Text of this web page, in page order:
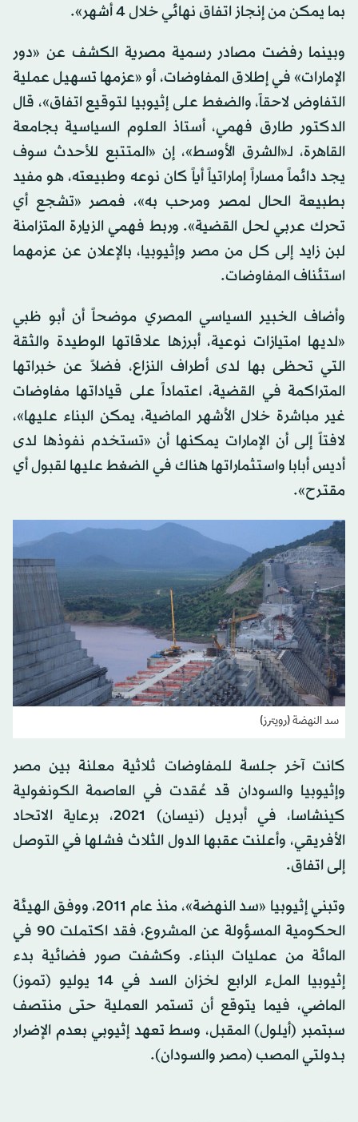
بما يمكن من إنجاز اتفاق نهائي خلال 4 أشهر».
وبينما رفضت مصادر رسمية مصرية الكشف عن «دور
الإمارات» في إطلاق المفاوضات، أو «عزمها تسهيل عملية
التفاوض لاحقاً، والضغط على إثيوبيا لتوقيع اتفاق»، قال
الدكتور طارق فهمي، أستاذ العلوم السياسية بجامعة
القاهرة، لـ«الشرق الأوسط»، إن «المتتبع للأحدث سوف
يجد دائماً مساراً إماراتياً أياً كان نوعه وطبيعته، هو مفيد
بطبيعة الحال لمصر ومرحب به»، فمصر «تشجع أي
تحرك عربي لحل القضية». وربط فهمي الزيارة المتزامنة
لبن زايد إلى كل من مصر وإثيوبيا، بالإعلان عن عزمهما
استئناف المفاوضات.
وأضاف الخبير السياسي المصري موضحاً أن أبو ظبي
«لديها امتيازات نوعية، أبرزها علاقاتها الوطيدة والثقة
التي تحظى بها لدى أطراف النزاع، فضلاً عن خبراتها
المتراكمة في القضية، اعتماداً على قياداتها مفاوضات
غير مباشرة خلال الأشهر الماضية، يمكن البناء عليها»،
لافتاً إلى أن الإمارات يمكنها أن «تستخدم نفوذها لدى
أديس أبابا واستثماراتها هناك في الضغط عليها لقبول أي
مقترح».
سد النهضة (رويترز)
كانت آخر جلسة للمفاوضات ثلاثية معلنة بين مصر
وإثيوبيا والسودان قد عُقدت في العاصمة الكونغولية
كينشاسا، في أبريل (نيسان) 2021، برعاية الاتحاد
الأفريقي، وأعلنت عقبها الدول الثلاث فشلها في التوصل
إلى اتفاق.
وتبني إثيوبيا «سد النهضة»، منذ عام 2011، ووفق الهيئة
الحكومية المسؤولة عن المشروع، فقد اكتملت 90 في
المائة من عمليات البناء. وكشفت صور فضائية بدء
إثيوبيا الملء الرابع لخزان السد في 14 يوليو (تموز)
الماضي، فيما يتوقع أن تستمر العملية حتى منتصف
سبتمبر (أيلول) المقبل، وسط تعهد إثيوبي بعدم الإضرار
بـدولتي المصب (مصر والسودان).